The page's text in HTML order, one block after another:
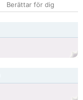
Berättar för dig